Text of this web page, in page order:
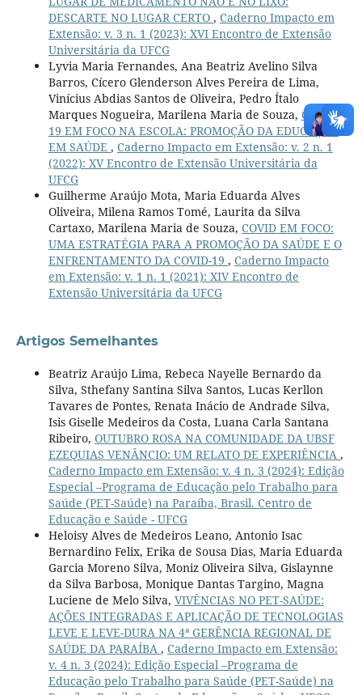
DESCARTE NO LUGAR CERTO , Caderno Impacto em
Extensão: v. 3 n. 1 (2023): XVI Encontro de Extensão
Universitária da UFCG
Lyvia Maria Fernandes, Ana Beatriz Avelino Silva
Barros, Cícero Glenderson Alves Pereira de Lima,
Vinícius Abdias Santos de Oliveira, Pedro Ítalo
Marques Nogueira, Marilena Maria de Souza, COVID-
19 EM FOCO NA ESCOLA: PROMOÇÃO DA EDUCAÇÃO
EM SAÚDE , Caderno Impacto em Extensão: v. 2 n. 1
(2022): XV Encontro de Extensão Universitária da
UFCG
Guilherme Araújo Mota, Maria Eduarda Alves
Oliveira, Milena Ramos Tomé, Laurita da Silva
Cartaxo, Marilena Maria de Souza, COVID EM FOCO:
UMA ESTRATÉGIA PARA A PROMOÇÃO DA SAÚDE E O
ENFRENTAMENTO DA COVID-19 , Caderno Impacto
em Extensão: v. 1 n. 1 (2021): XIV Encontro de
Extensão Universitária da UFCG
Artigos Semelhantes
Beatriz Araújo Lima, Rebeca Nayelle Bernardo da
Silva, Sthefany Santina Silva Santos, Lucas Kerllon
Tavares de Pontes, Renata Inácio de Andrade Silva,
Isis Giselle Medeiros da Costa, Luana Carla Santana
Ribeiro, OUTUBRO ROSA NA COMUNIDADE DA UBSF
EZEQUIAS VENÂNCIO: UM RELATO DE EXPERIÊNCIA ,
Caderno Impacto em Extensão: v. 4 n. 3 (2024): Edição
Especial –Programa de Educação pelo Trabalho para
Saúde (PET-Saúde) na Paraíba, Brasil. Centro de
Educação e Saúde - UFCG
Heloisy Alves de Medeiros Leano, Antonio Isac
Bernardino Felix, Erika de Sousa Dias, Maria Eduarda
Garcia Moreno Silva, Moniz Oliveira Silva, Gislaynne
da Silva Barbosa, Monique Dantas Targino, Magna
Luciene de Melo Silva, VIVÊNCIAS NO PET-SAÚDE:
AÇÕES INTEGRADAS E APLICAÇÃO DE TECNOLOGIAS
LEVE E LEVE-DURA NA 4ª GERÊNCIA REGIONAL DE
SAÚDE DA PARAÍBA , Caderno Impacto em Extensão:
v. 4 n. 3 (2024): Edição Especial –Programa de
Educação pelo Trabalho para Saúde (PET-Saúde) na